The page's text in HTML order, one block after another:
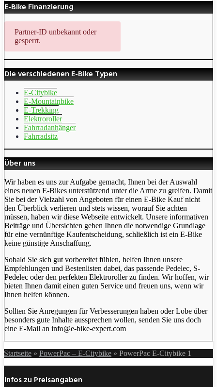
E-Bike Finanzierung
Partner-ID unbekannt oder
gesperrt.
Die verschiedenen E-Bike Typen
E-Citybike
E-Mountainbike
E-Trekking
Elektroroller
Fahrradanhänger
Fahrradsitz
Über uns
Wir haben es uns zur Aufgabe gemacht, Ihnen bei der Auswahl
eines neuen E-Bikes unterstützend unter die Arme zu greifen. Damit
Sie bei der Vielzahl von Angeboten für einen E-Bike Kauf nicht
den Überblick verlieren und stets wissen, worauf Sie achten
müssen, haben wir diese Webseite entwickelt. Unsere informativen
Beiträge und Übersichten geben Ihnen die notwendige Grundlage
für eine vernünftige Kaufentscheidung, schließlich ist ein E-Bike
keine günstige Anschaffung.
Sobald Sie sich gut vorbereitet fühlen, helfen Ihnen unsere
Empfehlungen und Bestenlisten dabei, das passende Pedelec, S-
Pedelec oder den perfekten Elektroroller zu finden. Wir hoffen, wir
bieten Ihnen damit einen guten Service und freuen uns, wenn wir
Ihnen helfen können.
Sollten Sie Anregungen für Verbesserungen haben oder Lobe über
besonders gute Inhalte aussprechen wollen, senden Sie uns doch
eine E-Mail an info@e-bike-expert.com
Startseite » PowerPac – E-Citybike » PowerPac E-Citybike 1
Infos zu Preisangaben